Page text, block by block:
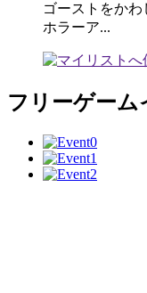
ゴーストをか
ホラーア...
フリーゲーム